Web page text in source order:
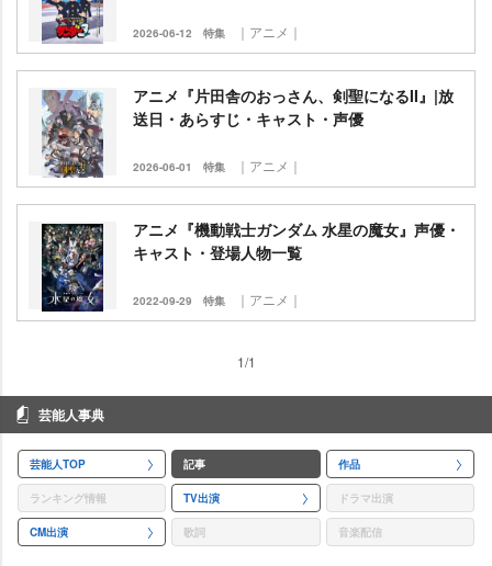
2026-06-12 特集 ｜アニメ｜
アニメ『片田舎のおっさん、剣聖になるII』|放
送日・あらすじ・キャスト・声優
2026-06-01 特集 ｜アニメ｜
アニメ『機動戦士ガンダム 水星の魔女』声優・
キャスト・登場人物一覧
2022-09-29 特集 ｜アニメ｜
1/1
芸能人事典
芸能人TOP 記事 作品
ランキング情報 TV出演 ドラマ出演
CM出演 歌詞 音楽配信